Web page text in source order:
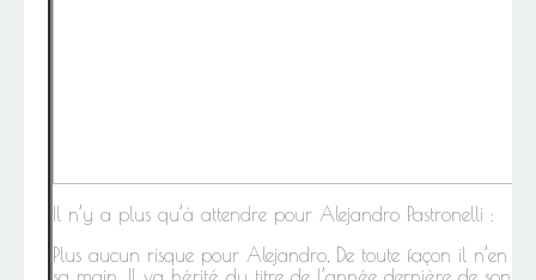
Il n’y a plus qu’à attendre pour Alejandro Pastronelli :
Plus aucun risque pour Alejandro, De toute façon il n’en